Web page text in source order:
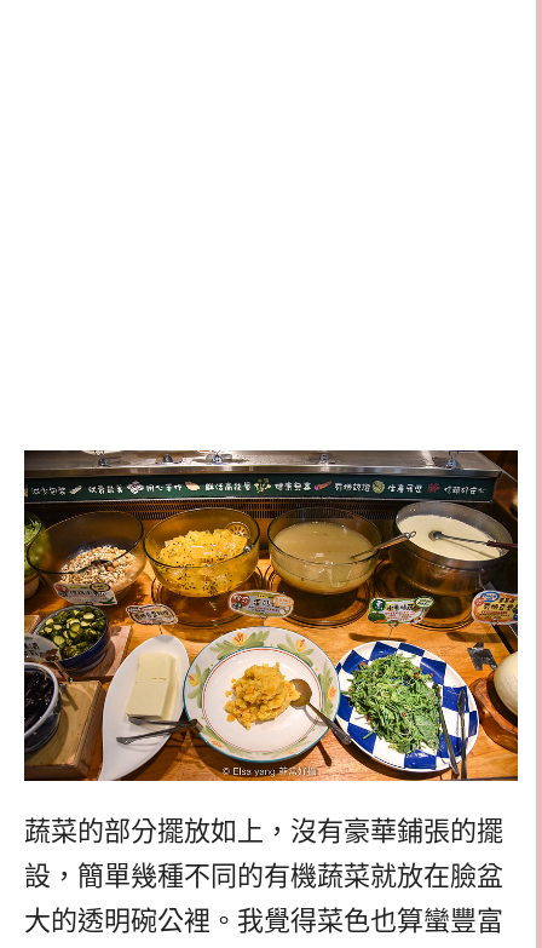
蔬菜的部分擺放如上，沒有豪華鋪張的擺
設，簡單幾種不同的有機蔬菜就放在臉盆
大的透明碗公裡。我覺得菜色也算蠻豐富